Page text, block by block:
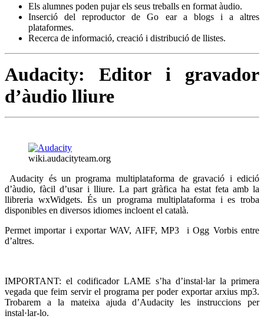
Els alumnes poden pujar els seus treballs en format àudio.
Inserció del reproductor de Go ear a blogs i a altres
plataformes.
Recerca de informació, creació i distribució de llistes.
Audacity: Editor i gravador
d’àudio lliure
wiki.audacityteam.org
Audacity és un programa multiplataforma de gravació i edició
d’àudio, fàcil d’usar i lliure. La part gràfica ha estat feta amb la
llibreria wxWidgets. És un programa multiplataforma i es troba
disponibles en diversos idiomes incloent el català.
Permet importar i exportar WAV, AIFF, MP3 i Ogg Vorbis entre
d’altres.
IMPORTANT: el codificador LAME s’ha d’instal·lar la primera
vegada que feim servir el programa per poder exportar arxius mp3.
Trobarem a la mateixa ajuda d’Audacity les instruccions per
instal·lar-lo.